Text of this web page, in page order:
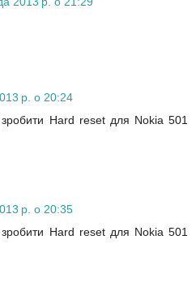
р. о 20:24
зробити Hard reset для Nokia 501
р. о 20:35
зробити Hard reset для Nokia 501